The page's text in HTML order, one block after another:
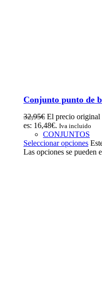
Conjunto punto de
32,95€ El precio original
es: 16,48€. Iva incluido
CONJUNTOS
Seleccionar opciones
Las opciones se pueden